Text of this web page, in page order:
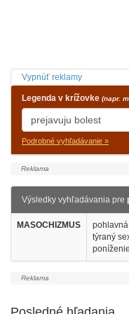
Vypnúť reklamy
Legenda v krížovke (napr.
Podrobné vyhľadávanie »
Výsledky vyhľadávania pre
MASOCHIZMUS
týraný